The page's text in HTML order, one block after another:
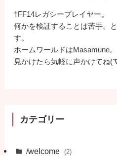
†FF14レガシープレイヤー。
何かを検証することは苦手。
す。
ホームワールドはMasamune。
見かけたら気軽に声かけてね
カテゴリー
/welcome (2)